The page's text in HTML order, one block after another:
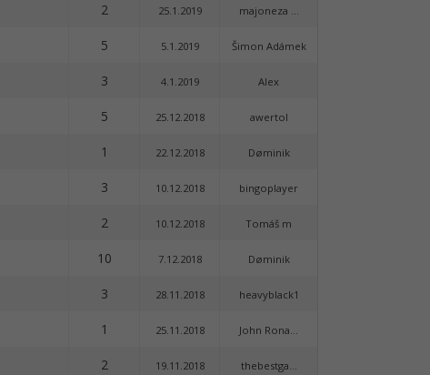
2 25.1.2019 majoneza ...
5 5.1.2019 Šimon Adámek
3 4.1.2019 Alex
5 25.12.2018 awertol
1 22.12.2018 Døminik
3 10.12.2018 bingoplayer
2 10.12.2018 Tomáš m
10 7.12.2018 Døminik
3 28.11.2018 heavyblack1
1 25.11.2018 John Rona...
2 19.11.2018 thebestga...